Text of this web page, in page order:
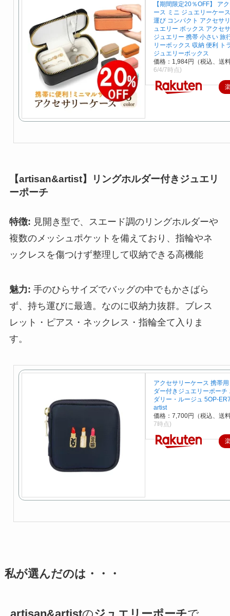
【期間限定20％OFF】 ア
ース ミニ ジュエリーケー
運び コンパクト アクセサ
ュエリー ボックス アクセ
ジュエリー 携帯 小さい 旅
リーボックス 収納 便利 ト
ジュエリーボックス
価格：1,984円（税込、送
6/4/7時点)
【artisan&artist】
リングホルダー付きジュエリ
ーポーチ
特徴: 見開き型で、スエード調のリングホルダーや
複数のメッシュポケットを備えており、指輪やネ
ックレスを傷つけず整理して収納できる高機能
魅力: 手のひらサイズでバッグの中でもかさばら
ず、持ち運びに最適。なのに収納力抜群。ブレス
レット・ピアス・ネックレス・指輪全て入りま
す。
アクセサリーケース 携帯
ダー付きジュエリーポーチ
ダリー・ルージュ 5OP-
artist
価格：7,700円（税込、送
7時点)
私が選んだのは・・・